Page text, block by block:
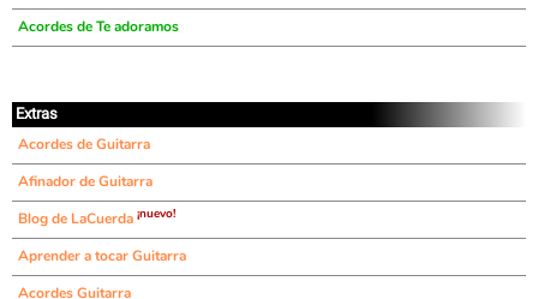
Acordes de Te adoramos
Extras
Acordes de Guitarra
Afinador de Guitarra
Blog de LaCuerda ¡nuevo!
Aprender a tocar Guitarra
Acordes Guitarra